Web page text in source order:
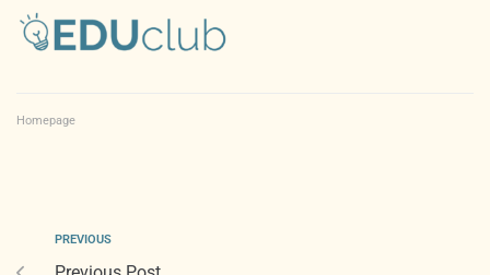
Homepage
PREVIOUS